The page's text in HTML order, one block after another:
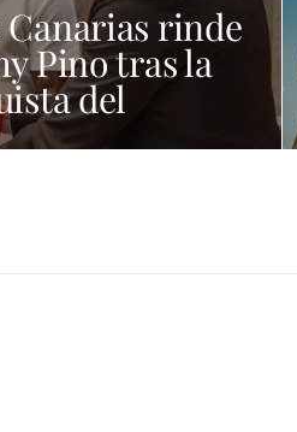
rinde
Pino tras la
del